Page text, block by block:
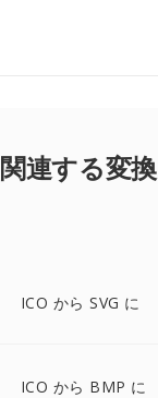
関連する変換
ICO から SVG に
ICO から BMP に